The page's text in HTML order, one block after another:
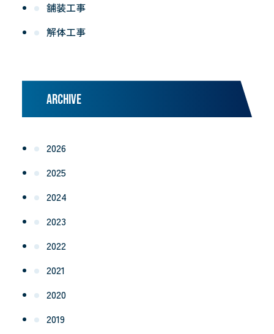
舗装工事
解体工事
ARCHIVE
2026
2025
2024
2023
2022
2021
2020
2019